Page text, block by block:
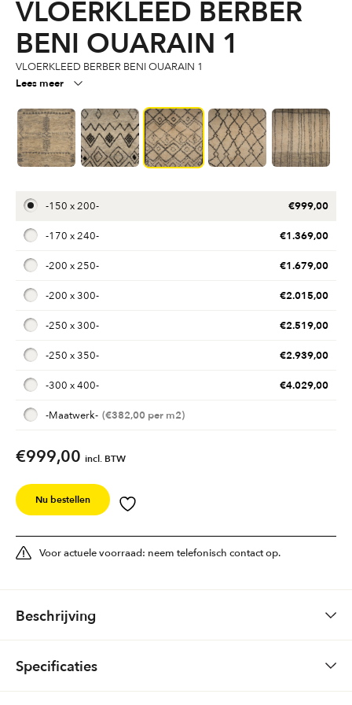
VLOERKLEED BERBER
BENI OUARAIN 1
VLOERKLEED BERBER BENI OUARAIN 1
Lees meer
-150 x 200- €999,00
-170 x 240- €1.369,00
-200 x 250- €1.679,00
-200 x 300- €2.015,00
-250 x 300- €2.519,00
-250 x 350- €2.939,00
-300 x 400- €4.029,00
-Maatwerk- €382,00
€999,00 incl. BTW
Nu bestellen
Voor actuele voorraad: neem telefonisch contact op.
Beschrijving
Specificaties